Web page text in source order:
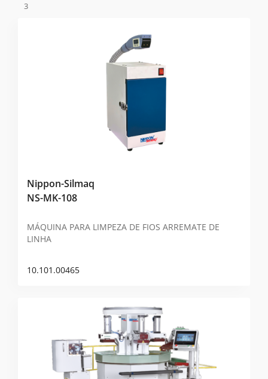
3
Nippon-Silmaq
NS-MK-108
MÁQUINA PARA LIMPEZA DE FIOS ARREMATE DE
LINHA
10.101.00465